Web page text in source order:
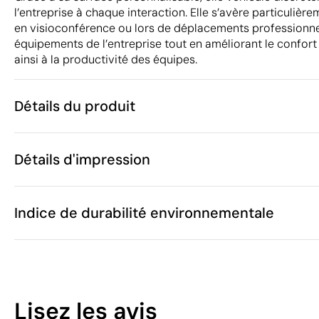
l’entreprise à chaque interaction. Elle s’avère
en visioconférence ou lors de déplacements
équipements de l’entreprise tout en améliorant le
ainsi à la productivité des équipes.
Détails du produit
Caractéristiques
Code du produit
Poids
45.8 g
Matière
ABS, Bambou
Pays d'envoi
Détails d'impression
Indice de durabilité environnementale
29
Lisez les avis